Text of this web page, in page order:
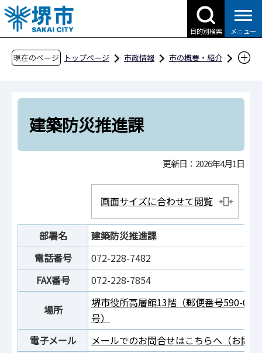
こ
の
ペ
目的別検索 メニュー
現在のページ トップページ 市政情報
市の概要・紹介
建築都市局
開発調整部 建築防災推進課
建築防災推進課
更新日：2026年4月1日
画面サイズに合わせて閲覧
部署名
建築防災推進課
電話番号
072-228-7482
FAX番号
072-228-7854
場所
堺市役所高層館13階（郵便番号590-
号）
電子メール
メールでのお問合せはこちらへ（お問